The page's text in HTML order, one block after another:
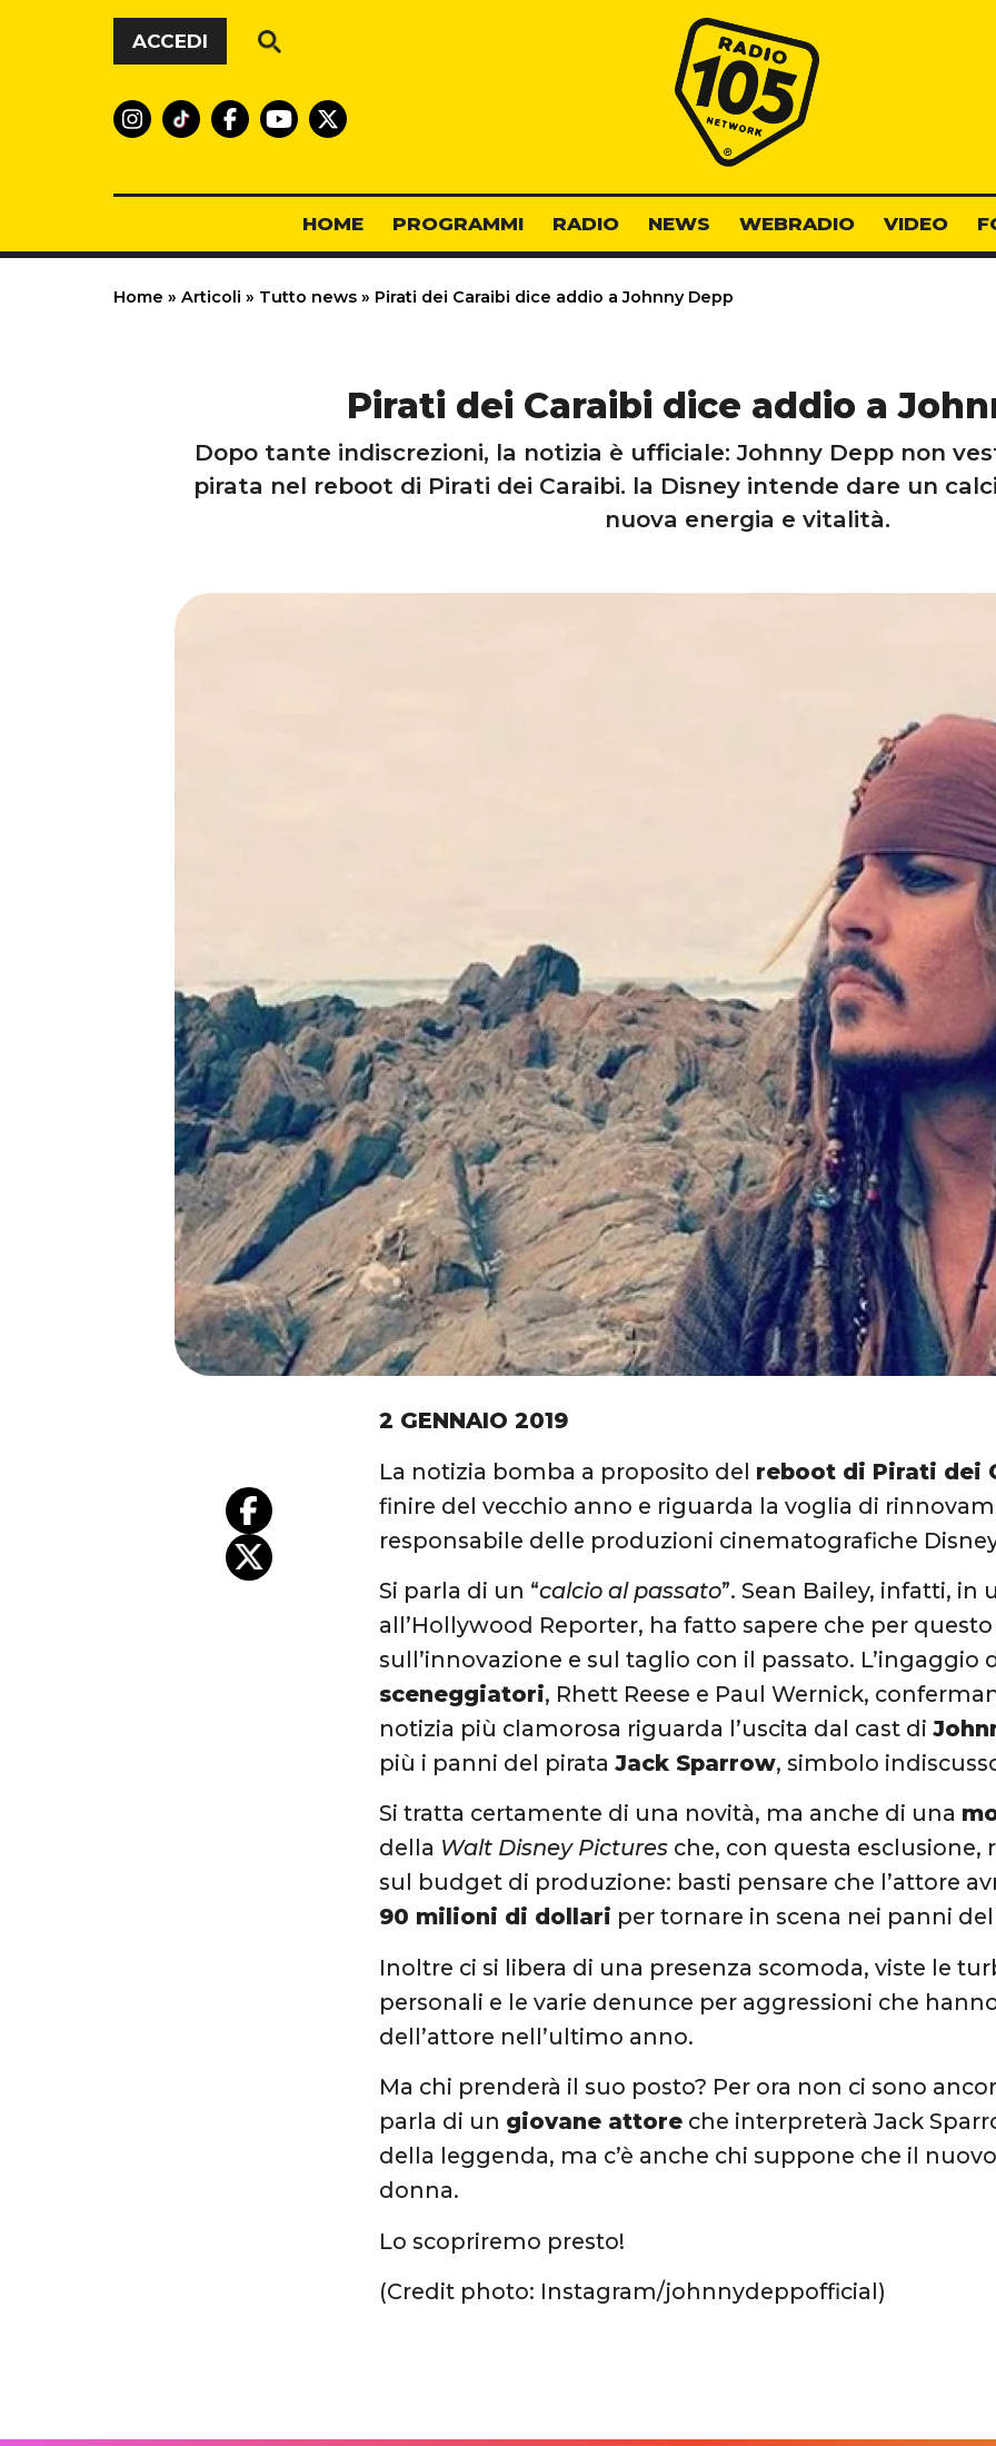
Vai al contenuto
ACCEDI
Radio 105
HOME PROGRAMMI RADIO NEWS WEBRADIO VIDEO
Home » Articoli » Tutto news » Pirati dei Caraibi dice addio a Johnny Depp
Pirati dei Caraibi dice addio a
Dopo tante indiscrezioni, la notizia è ufficiale: Johnny Depp non
pirata nel reboot di Pirati dei Caraibi. la Disney intende dare un
nuova energia e vitalità.
2 GENNAIO 2019
La notizia bomba a proposito del reboot di Pirati dei
finire del vecchio anno e riguarda la voglia di
responsabile delle produzioni cinematografiche
Si parla di un “calcio al passato”. Sean Bailey, infatti, in
all’Hollywood Reporter, ha fatto sapere che per
sull’innovazione e sul taglio con il passato. L’ingaggio
sceneggiatori, Rhett Reese e Paul Wernick,
notizia più clamorosa riguarda l’uscita dal cast di
più i panni del pirataJack Sparrow, simbolo
Si tratta certamente di una novità, ma anche di una
della Walt Disney Pictures che, con questa esclusione,
sul budget di produzione: basti pensare che l’attore
90 milioni di dollari per tornare in scena nei panni
Inoltre ci si libera di una presenza scomoda, viste le
personali e le varie denunce per aggressioni che
dell’attore nell’ultimo anno.
Ma chi prenderà il suo posto? Per ora non ci sono
parla di un giovane attore che interpreterà Jack
della leggenda, ma c’è anche chi suppone che il
donna.
Lo scopriremo presto!
(Credit photo: Instagram/johnnydeppofficial)